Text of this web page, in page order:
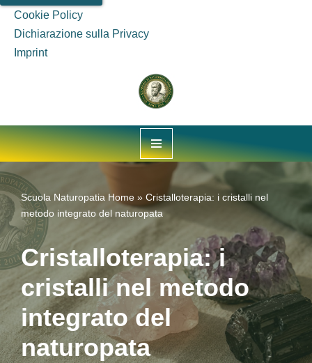
Cookie Policy
Dichiarazione sulla Privacy
Imprint
Salta al
contenuto
Scuola Naturopatia Home » Cristalloterapia: i cristalli nel
metodo integrato del naturopata
Cristalloterapia: i
cristalli nel metodo
integrato del
naturopata